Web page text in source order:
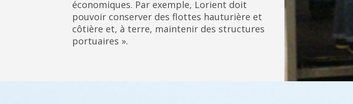
économiques. Par exemple, Lorient doit
pouvoir conserver des flottes hauturière et
côtière et, à terre, maintenir des structures
portuaires ».